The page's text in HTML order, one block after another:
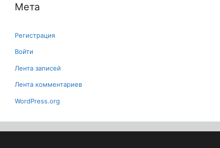
Мета
Регистрация
Войти
Лента записей
Лента комментариев
WordPress.org